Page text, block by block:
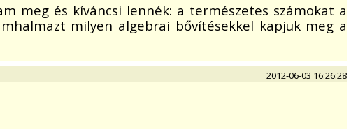
meg és kíváncsi lennék: a természetes számokat a
milyen algebrai bővítésekkel kapjuk meg a
2012-06-03 16:26:28